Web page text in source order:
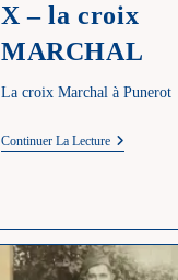
X – la croix
MARCHAL
La croix Marchal à Punerot
Continuer La LectureX